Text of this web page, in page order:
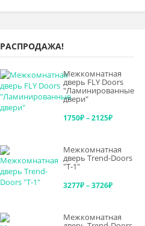
РАСПРОДАЖА!
Межкомнатная
дверь FLY Doors
"Ламинированные
двери"
1750₽–2125₽Диапазон
1750₽
Межкомнатная
дверь Trend-Doоrs
"Т-1"
3277₽–3726₽Диапазон
3277₽
Межкомнатная